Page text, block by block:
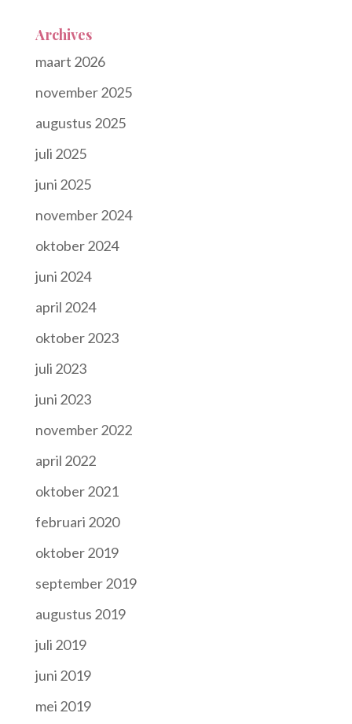
Archives
maart 2026
november 2025
augustus 2025
juli 2025
juni 2025
november 2024
oktober 2024
juni 2024
april 2024
oktober 2023
juli 2023
juni 2023
november 2022
april 2022
oktober 2021
februari 2020
oktober 2019
september 2019
augustus 2019
juli 2019
juni 2019
mei 2019